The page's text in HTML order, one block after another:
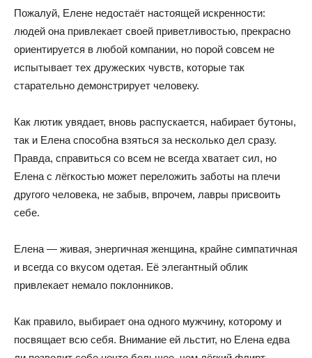
Пожалуй, Елене недостаёт настоящей искренности:
людей она привлекает своей приветливостью, прекрасно
ориентируется в любой компании, но порой совсем не
испытывает тех дружеских чувств, которые так
старательно демонстрирует человеку.
Как лютик увядает, вновь распускается, набирает бутоны,
так и Елена способна взяться за несколько дел сразу.
Правда, справиться со всем не всегда хватает сил, но
Елена с лёгкостью может переложить заботы на плечи
другого человека, не забыв, впрочем, лавры присвоить
себе.
Елена — живая, энергичная женщина, крайне симпатичная
и всегда со вкусом одетая. Её элегантный облик
привлекает немало поклонников.
Как правило, выбирает она одного мужчину, которому и
посвящает всю себя. Внимание ей льстит, но Елена едва